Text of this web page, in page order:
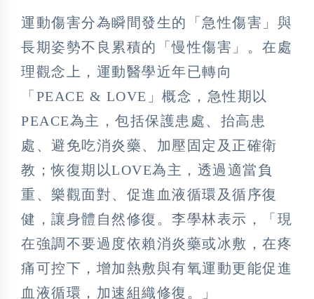
運動傷害分為瞬間發生的「急性傷害」與
長期姿勢不良累積的「慢性傷害」。在處
理觀念上，運動醫學近年已轉向
「PEACE & LOVE」概念，急性期以
PEACE為主，包括保護患處、抬高患
處、避免吃消炎藥、加壓固定及正確衛
教；恢復期以LOVE為主，透過適當負
重、樂觀面對、促進血液循環及循序復
健，讓身體自然修復。李學林表示，「現
在強調不要過度依賴消炎藥或冰敷，在疼
痛可控下，增加熱敷與有氧運動更能促進
血液循環，加速組織修復。」